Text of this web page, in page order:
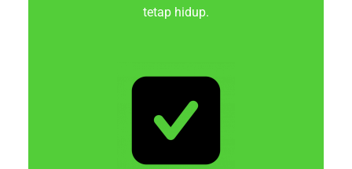
tetap hidup.